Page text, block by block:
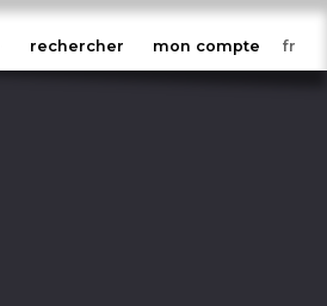
rechercher mon compte